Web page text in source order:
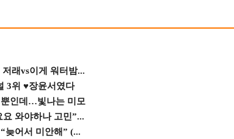
래vs이게 워터밤...
3위 ♥장윤서였다
인데…빛나는 미모
와야하나 고민”...
늦어서 미안해” (...